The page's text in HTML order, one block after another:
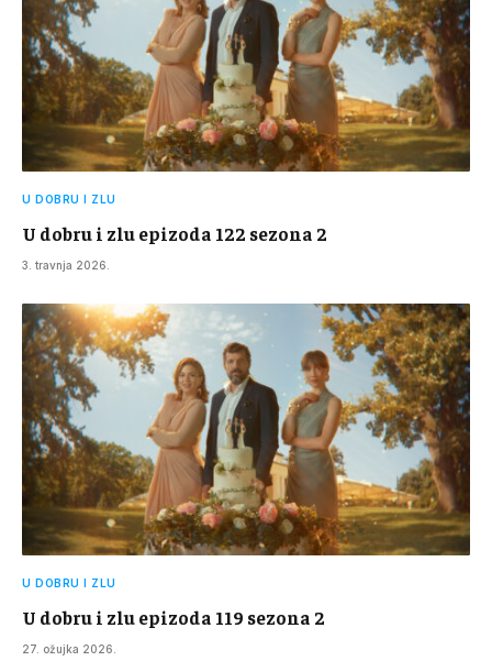
U DOBRU I ZLU
U dobru i zlu epizoda 122 sezona 2
3. travnja 2026.
U DOBRU I ZLU
U dobru i zlu epizoda 119 sezona 2
27. ožujka 2026.